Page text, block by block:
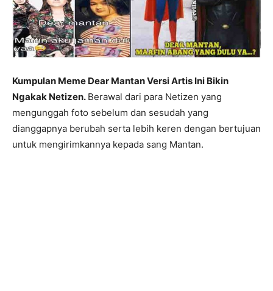
Kumpulan Meme Dear Mantan Versi Artis Ini Bikin
Ngakak Netizen. Berawal dari para Netizen yang
mengunggah foto sebelum dan sesudah yang
dianggapnya berubah serta lebih keren dengan bertujuan
untuk mengirimkannya kepada sang Mantan.